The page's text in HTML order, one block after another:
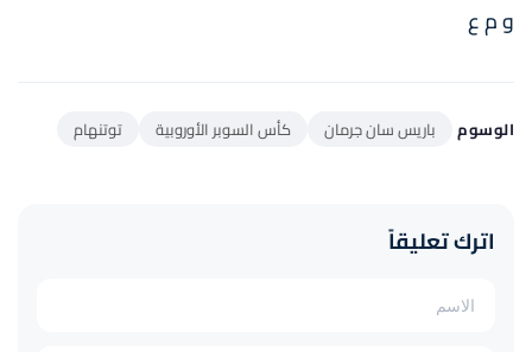
و م ع
الوسوم باريس سان جرمان كأس السوبر الأوروبية توتنهام
اترك تعليقاً